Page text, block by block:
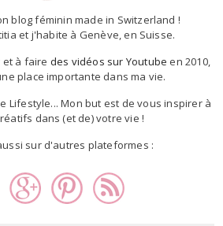
blog féminin made in Switzerland !
et j'habite à Genève, en Suisse.
et à faire des vidéos sur Youtube en 2010,
place importante dans ma vie.
Lifestyle... Mon but est de vous inspirer à
dans (et de) votre vie !
sur d'autres plateformes :